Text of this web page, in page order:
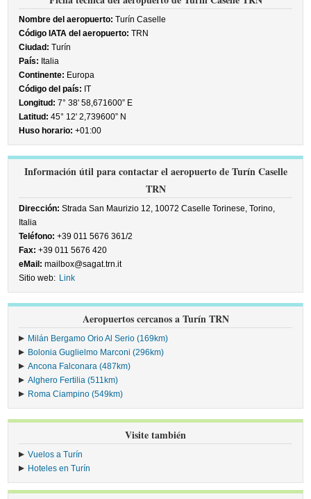
Nombre del aeropuerto: Turín Caselle
Código IATA del aeropuerto: TRN
Ciudad: Turín
País: Italia
Continente: Europa
Código del país: IT
Longitud: 7° 38' 58,671600” E
Latitud: 45° 12' 2,739600” N
Huso horario: +01:00
Información útil para contactar el aeropuerto de Turín Caselle
TRN
Dirección: Strada San Maurizio 12, 10072 Caselle Torinese, Torino,
Italia
Teléfono: +39 011 5676 361/2
Fax: +39 011 5676 420
eMail: mailbox@sagat.trn.it
Sitio web: Link
Aeropuertos cercanos a Turín TRN
Milán Bergamo Orio Al Serio (169km)
Bolonia Guglielmo Marconi (296km)
Ancona Falconara (487km)
Alghero Fertilia (511km)
Roma Ciampino (549km)
Visite también
Vuelos a Turín
Hoteles en Turín